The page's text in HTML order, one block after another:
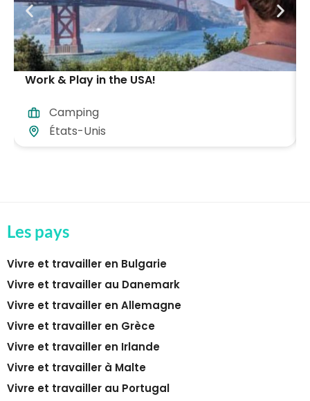
Work & Play in the USA!
Camping
États-Unis
Les pays
Vivre et travailler en Bulgarie
Vivre et travailler au Danemark
Vivre et travailler en Allemagne
Vivre et travailler en Grèce
Vivre et travailler en Irlande
Vivre et travailler à Malte
Vivre et travailler au Portugal